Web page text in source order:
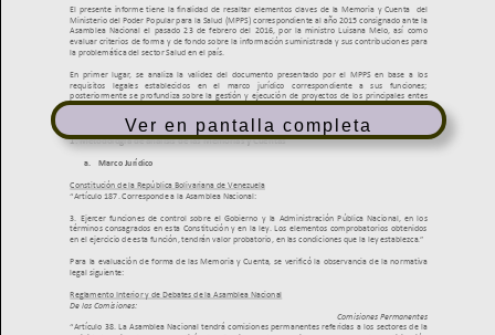
Ver en pantalla completa